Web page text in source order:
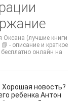
Оксана (лучшие книги
- описание и краткое
бесплатно онлайн на
новость?
ребенка Антон